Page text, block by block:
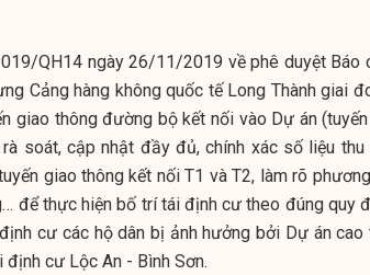
QH14 ngày 26/11/2019 về phê duyệt Báo
Cảng hàng không quốc tế Long Thành giai
giao thông đường bộ kết nối vào Dự án (tuyến
soát, cập nhật đầy đủ, chính xác số liệu thu
giao thông kết nối T1 và T2, làm rõ
để thực hiện bố trí tái định cư theo đúng quy
cư các hộ dân bị ảnh hưởng bởi Dự án cao
định cư Lộc An - Bình Sơn.